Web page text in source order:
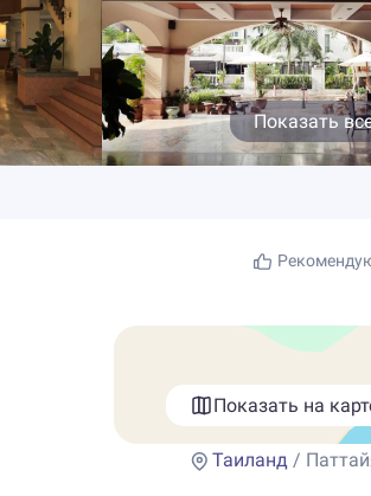
Показать
Показать на
Таиланд/